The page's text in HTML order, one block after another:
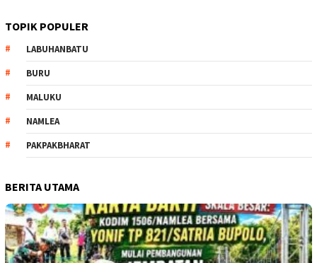
TOPIK POPULER
LABUHANBATU
BURU
MALUKU
NAMLEA
PAKPAKBHARAT
BERITA UTAMA